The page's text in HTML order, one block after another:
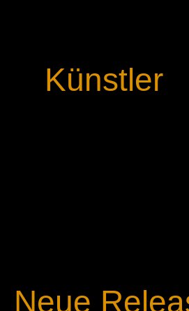
Künstler
Neue